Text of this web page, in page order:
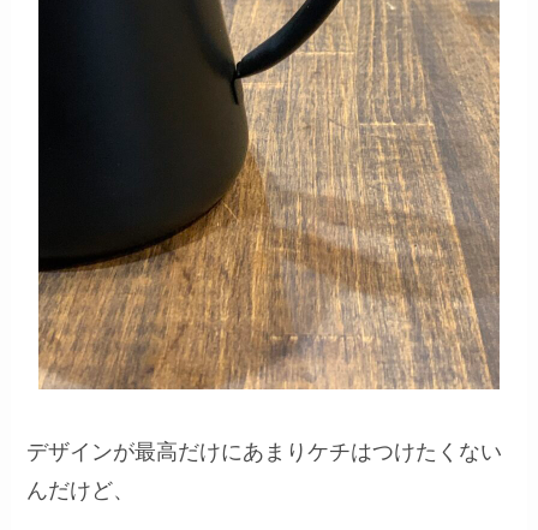
デザインが最高だけにあまりケチはつけたくない
んだけど、